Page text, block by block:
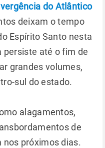
do Atlântico
deixam o tempo
Espírito Santo nesta
persiste até o fim de
grandes volumes,
sul do estado.
alagamentos,
de
próximos dias.